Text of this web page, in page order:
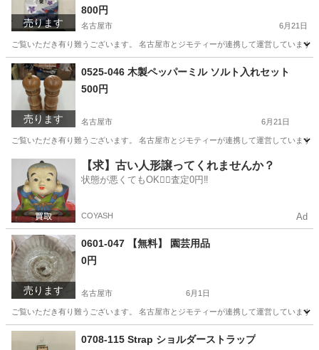
売ります
800円
名古屋市 6月21日
ご覧いただき有り難うございます。 名古屋市とジモティーが連携して運営してい
愛知 名古屋市 リユース
売ります
0525-046 木製ペッパーミル ソルト入れセット
500円
名古屋市 6月21日
ご覧いただき有り難うございます。 名古屋市とジモティーが連携して運営してい
名古屋市 調理器具 リユース
【求】古い人形譲ってくれませんか？
状態が悪くてもOK🙆‍♀️査定0円‼️
COYASH Ad
売ります
0601-047 【無料】 園芸用品
0円
名古屋市 6月1日
ご覧いただき有り難うございます。 名古屋市とジモティーが連携して運営してい
愛知 名古屋市 0708-115 Strap ショルダーストラップ